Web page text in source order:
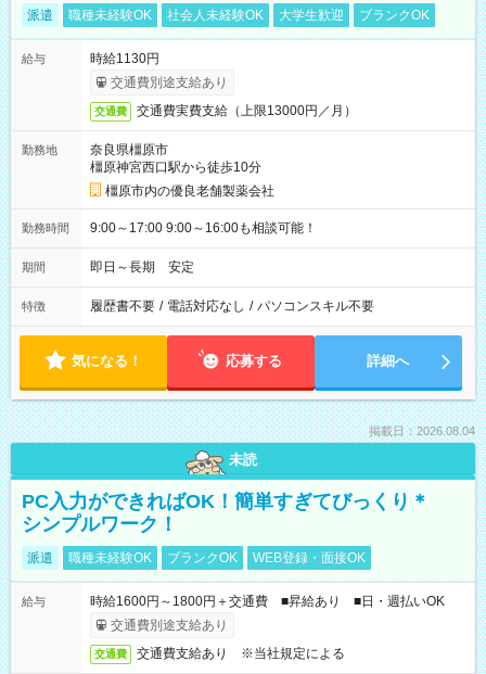
派遣 職種未経験OK 社会人未経験OK 大学生歓迎 ブランクOK
給与
時給1130円
交通費別途支給あり
交通費 交通費実費支給（上限13000円／月）
勤務地
奈良県橿原市
橿原神宮西口駅から徒歩10分
橿原市内の優良老舗製薬会社
勤務時間 9:00～17:00 9:00～16:00も相談可能！
期間 即日～長期 安定
特徴 履歴書不要 / 電話対応なし / パソコンスキル不要
気になる！ 応募する 詳細へ
掲載日：2026.08.04
未読
PC入力ができればOK！簡単すぎてびっくり＊
シンプルワーク！
派遣 職種未経験OK ブランクOK WEB登録・面接OK
給与
時給1600円～1800円＋交通費 ■昇給あり ■日・週払いOK
交通費別途支給あり
交通費 交通費支給あり ※当社規定による